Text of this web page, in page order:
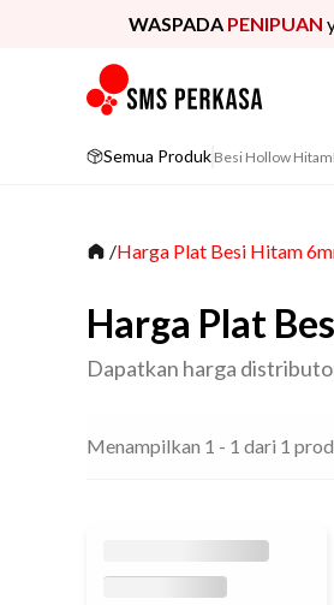
WASPADA PENIPUAN
Semua Produk Besi Hollow Hitam
/Harga Plat Besi Hitam
Harga Plat
Dapatkan harga
Menampilkan 1 - 1 dari 1